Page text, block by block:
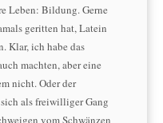
Leben: Bildung. Gerne
geritten hat, Latein
Klar, ich habe das
machten, aber eine
nicht. Oder der
als freiwilliger Gang
vom Schwänzen